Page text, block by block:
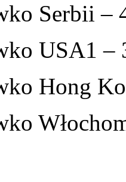
Serbii –
USA1 –
Hong